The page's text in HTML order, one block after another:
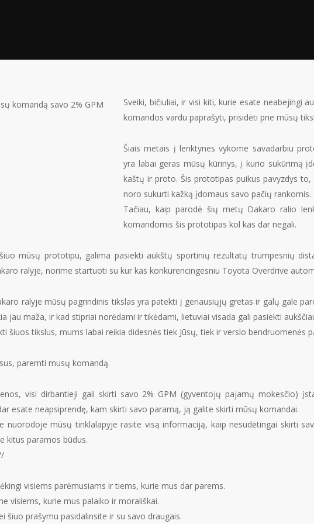
Sveiki, bičiuliai, ir visi kiti, kurie esate neabejingi
komandos vardu paprašyti, prisidėti prie mūsų
Šiais metais į lenktynes vykome savadarbiu
yra labai geras mūsų kūrinys, į kurio sukūrimą
kaštų ir proto. Šis prototipas puikus pavyzdys
noro sukurti kažką įdomaus savo pačių rankomis.
Tačiau, kaip parodė šių metų Dakaro ralio
komandomis šis prototipas kol kas dar negali.
mūsų prototipu, galima pasiekti aukštų sportinių rezultatų trumpesnių
ralyje, norime startuoti su kur kas konkurencingesniu Toyota Overdrive
ralyje mūsų pagrindinis tikslas yra patekti į geriausiųjų gretas ir galų gale
jau maža, ir kad stipriai norėdami ir tikėdami, lietuviai visada gali pasiekti
šiuos tikslus, mums labai reikia didesnės tiek Jūsų, tiek ir verslo bendruomenės
paremti musų komandą.
visi dirbantieji gali skirti savo 2% GPM (gyventojų pajamų mokesčio)
esate neapsiprendę, kam skirti savo paramą, ją galite skirti mūsų komandai.
nuorodoje mūsų tinklalapyje rasite visą informaciją, kaip nesudėtingai skirti
kitus paramos būdus.
visiems parėmusiams ir tiems, kurie mus dar parems.
visiems, kurie mus palaiko ir morališkai.
šiuo prašymu pasidalinsite ir su savo draugais.